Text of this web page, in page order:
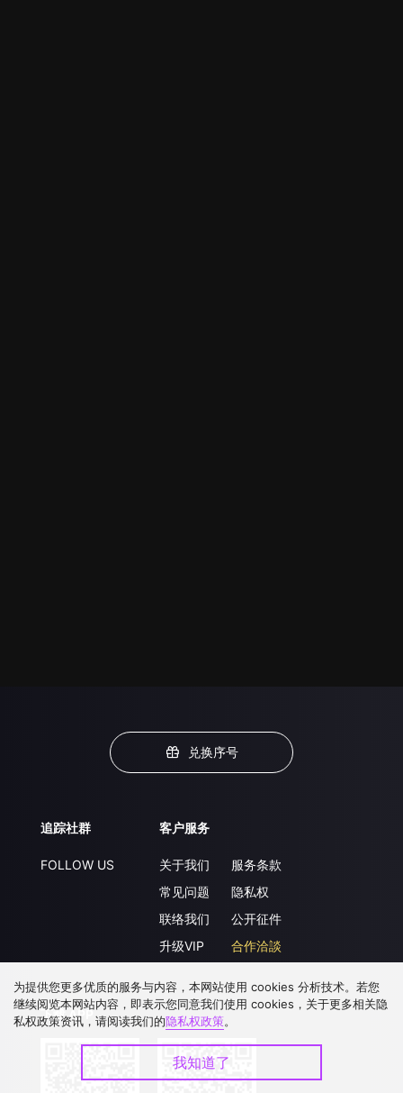
兑换序号
追踪社群
FOLLOW US
客户服务
关于我们
常见问题
联络我们
升级VIP
服务条款
隐私权
公开征件
合作洽談
下载 APP
为提供您更多优质的服务与内容，本网站使用 cookies 分析技术。若您
继续阅览本网站内容，即表示您同意我们使用 cookies，关于更多相关隐
私权政策资讯，请阅读我们的隐私权政策。
我知道了